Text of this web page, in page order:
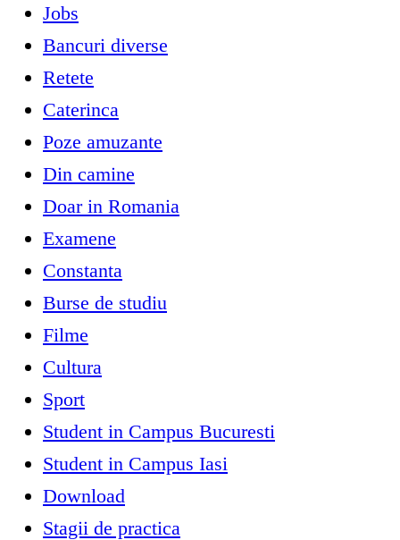
Jobs
Bancuri diverse
Retete
Caterinca
Poze amuzante
Din camine
Doar in Romania
Examene
Constanta
Burse de studiu
Filme
Cultura
Sport
Student in Campus Bucuresti
Student in Campus Iasi
Download
Stagii de practica